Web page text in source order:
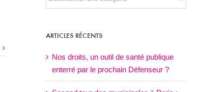
NOS
ARTICLES RÉCENTS
Nos droits, un outil de santé publique
enterré par le prochain Défenseur ?